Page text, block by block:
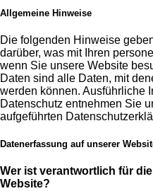
Allgemeine Hinweise
Die folgenden Hinweise
darüber, was mit Ihren
wenn Sie unsere Website
Daten sind alle Daten, mit
werden können. Ausführliche
Datenschutz entnehmen Sie
aufgeführten
Datenerfassung auf unserer
Wer ist verantwortlich für
Website?